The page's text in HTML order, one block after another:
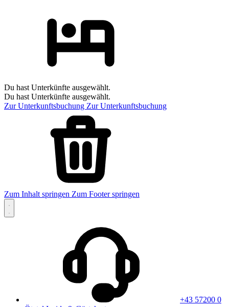
Du hast Unterkünfte ausgewählt.
Du hast Unterkünfte ausgewählt.
Zur Unterkunftsbuchung Zur Unterkunftsbuchung
Zum Inhalt springen Zum Footer springen
+43 57200 0